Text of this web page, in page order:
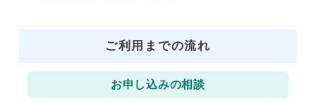
ご利用までの流れ
お申し込みの相談